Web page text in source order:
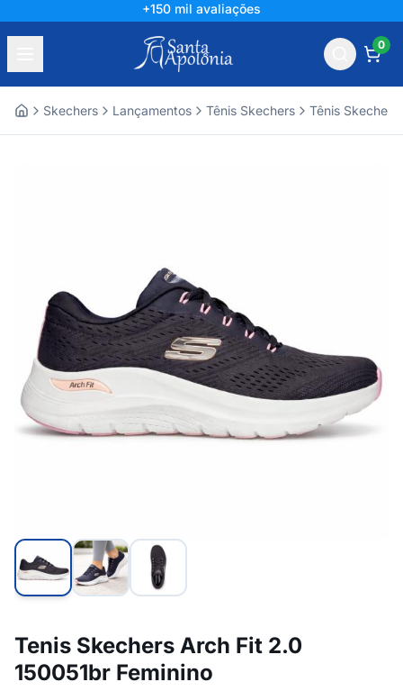
+150 mil avaliações
0
Skechers Lançamentos Tênis Skechers Tênis Skechers
Tenis Skechers Arch Fit 2.0
150051br Feminino